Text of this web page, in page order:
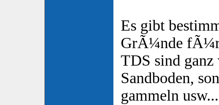
Es gibt
GrÃ¼nde fÃ¼r
TDS sind
Sandboden,
gammeln usw...